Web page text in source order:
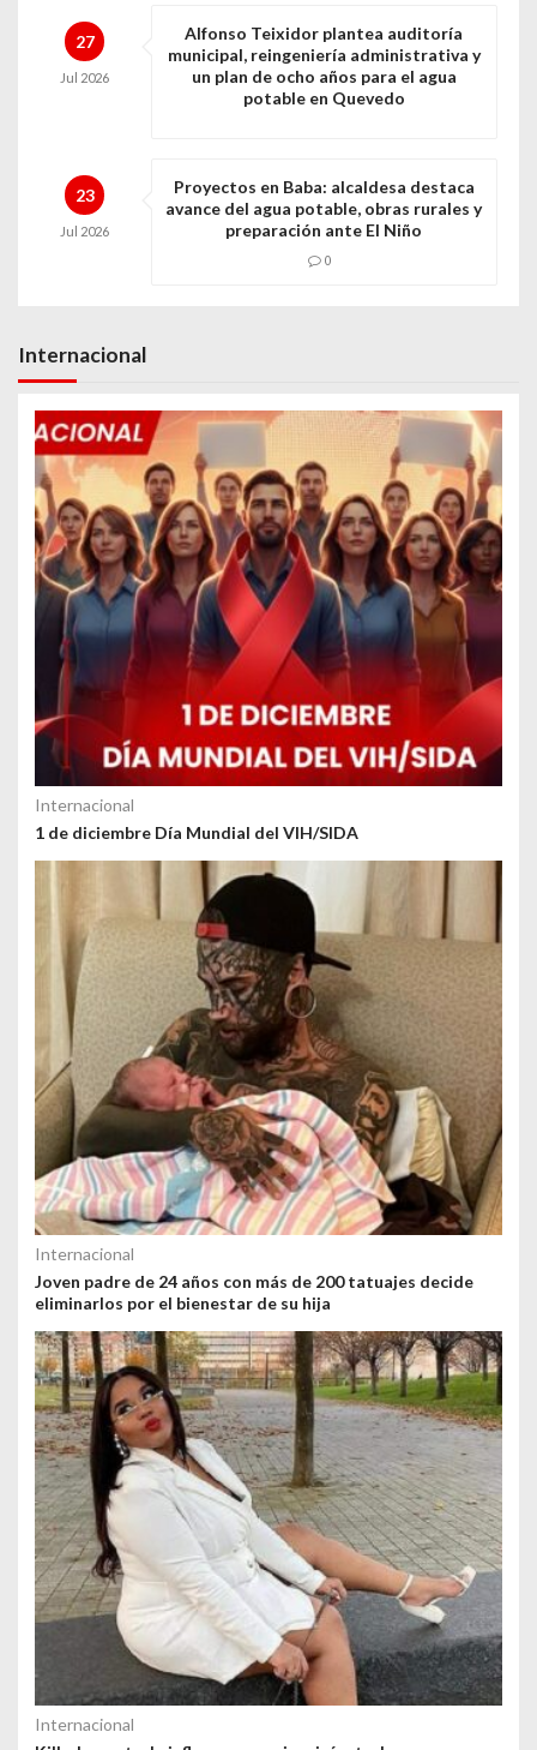
27
Jul 2026
Alfonso Teixidor plantea auditoría
municipal, reingeniería administrativa y
un plan de ocho años para el agua
potable en Quevedo
23
Jul 2026
Proyectos en Baba: alcaldesa destaca
avance del agua potable, obras rurales y
preparación ante El Niño
0
Internacional
Internacional
1 de diciembre Día Mundial del VIH/SIDA
Internacional
Joven padre de 24 años con más de 200 tatuajes decide
eliminarlos por el bienestar de su hija
Internacional